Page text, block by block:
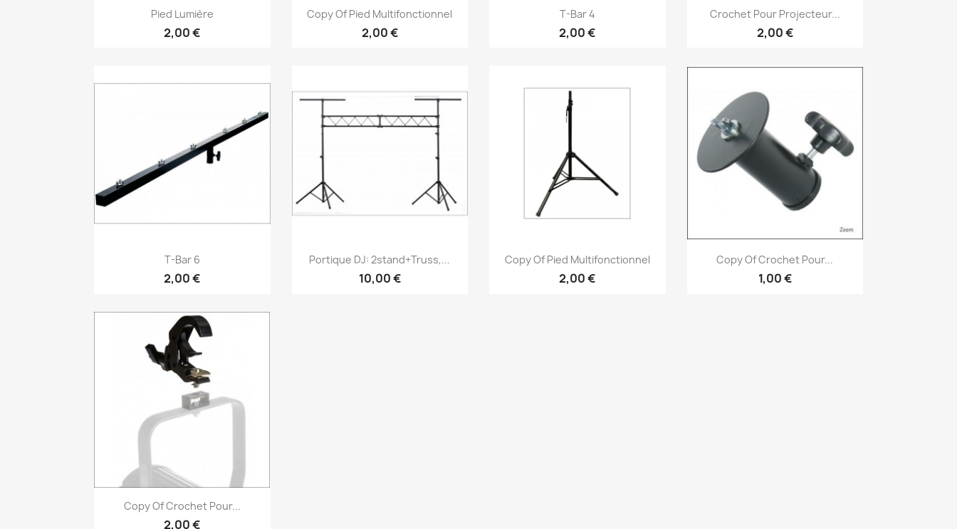
Vorschau
Pied Lumière
2,00 €
Vorschau
Copy Of Pied Multifonctionnel
2,00 €
Vorschau
T-Bar 4
2,00 €
Vorschau
Crochet Pour Projecteur...
2,00 €
Vorschau
T-Bar 6
2,00 €
Vorschau
Portique DJ: 2stand+truss,...
10,00 €
Vorschau
Copy Of Pied Multifonctionnel
2,00 €
Vorschau
Copy Of Crochet Pour...
1,00 €
Vorschau
Copy Of Crochet Pour...
2,00 €